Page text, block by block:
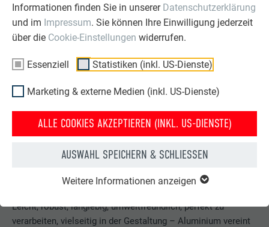
Informationen finden Sie in unserer Datenschutzerklärung
und im Impressum. Sie können Ihre Einwilligung jederzeit
über die Cookie-Einstellungen widerrufen.
Essenziell Statistiken (inkl. US-Dienste)
Marketing & externe Medien (inkl. US-Dienste)
ALLE COOKIES AKZEPTIEREN (INKL. US-DIENSTE)
AUSWAHL SPEICHERN & SCHLIESSEN
Weitere Informationen anzeigen
Leicht, robust, langlebig, umweltfreundlich, perfekt zu
verarbeiten, vielseitig in der Gestaltung – Aluminium vereint